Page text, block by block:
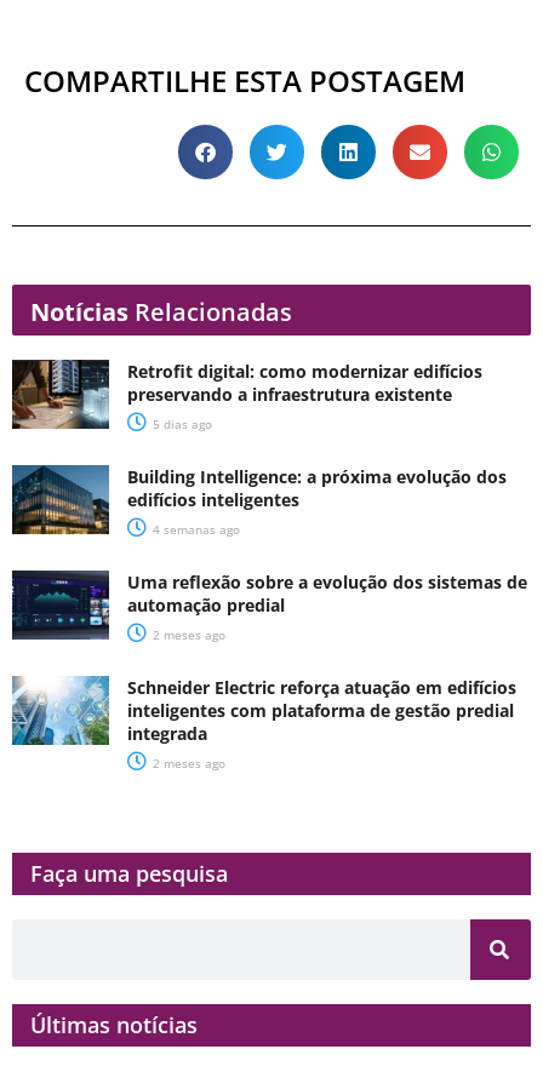
COMPARTILHE ESTA POSTAGEM
Notícias Relacionadas
Retrofit digital: como modernizar edifícios
preservando a infraestrutura existente
5 dias ago
Building Intelligence: a próxima evolução dos
edifícios inteligentes
4 semanas ago
Uma reflexão sobre a evolução dos sistemas de
automação predial
2 meses ago
Schneider Electric reforça atuação em edifícios
inteligentes com plataforma de gestão predial
integrada
2 meses ago
Faça uma pesquisa​​
Últimas notícias